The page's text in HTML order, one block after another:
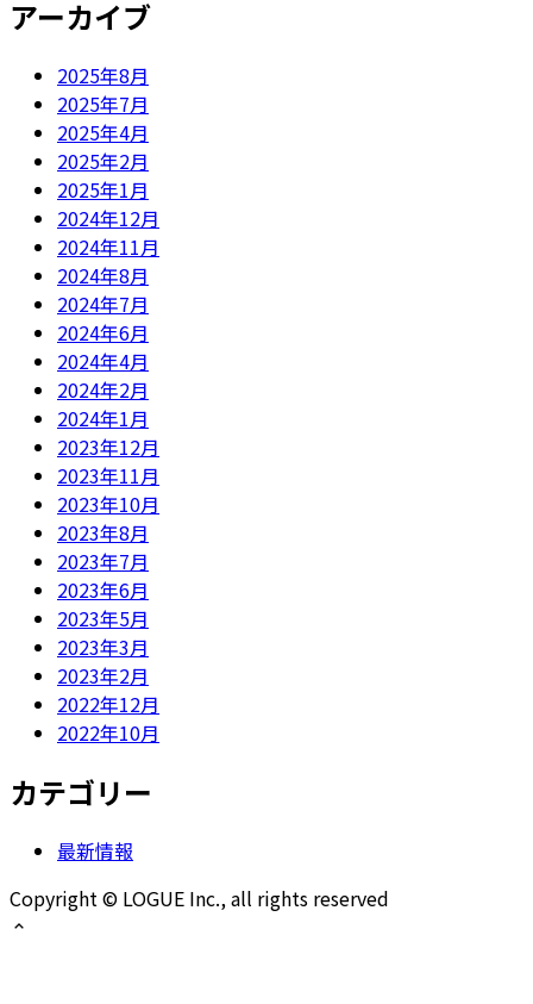
アーカイブ
2025年8月
2025年7月
2025年4月
2025年2月
2025年1月
2024年12月
2024年11月
2024年8月
2024年7月
2024年6月
2024年4月
2024年2月
2024年1月
2023年12月
2023年11月
2023年10月
2023年8月
2023年7月
2023年6月
2023年5月
2023年3月
2023年2月
2022年12月
2022年10月
カテゴリー
最新情報
Copyright © LOGUE Inc., all rights reserved